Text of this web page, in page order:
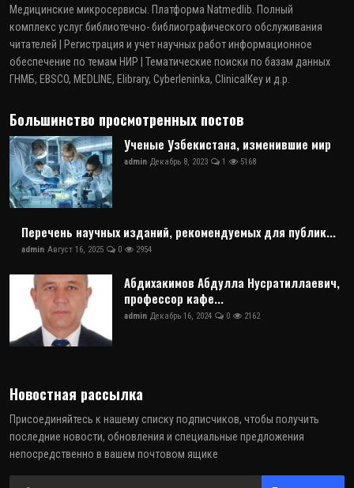
Медицинские микросервисы. Платформа Natmedlib. Полный
комплекс услуг библиотечно- библиографического обслуживания
читателей | Регистрация и учет научных работ информационное
обеспечение по темам НИР | Тематические поиски по базам данных
ГНМБ, EBSCO, MEDLINE, Elibrary, Cyberleninka, ClinicalKey и д.р.
Большинство просмотренных постов
Ученые Узбекистана, изменившие мир
admin Декабрь 8, 2023 1 5168
Перечень научных изданий, рекомендуемых для публик...
admin Август 16, 2025 0 2954
Абдихакимов Абдулла Нусратиллаевич,
профессор кафе...
admin Декабрь 16, 2024 0 2162
Новостная рассылка
Присоединяйтесь к нашему списку подписчиков, чтобы получить
последние новости, обновления и специальные предложения
непосредственно в вашем почтовом ящике